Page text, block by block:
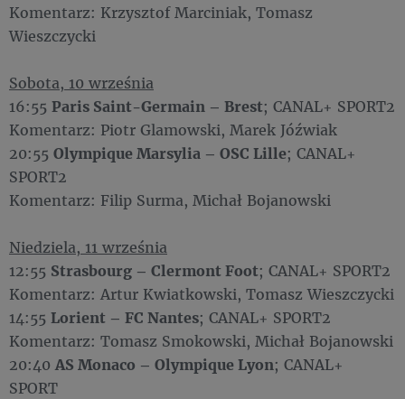
Komentarz: Krzysztof Marciniak, Tomasz
Wieszczycki
Sobota, 10 września
16:55 Paris Saint-Germain – Brest; CANAL+ SPORT2
Komentarz: Piotr Glamowski, Marek Jóźwiak
20:55 Olympique Marsylia – OSC Lille; CANAL+
SPORT2
Komentarz: Filip Surma, Michał Bojanowski
Niedziela, 11 września
12:55 Strasbourg – Clermont Foot; CANAL+ SPORT2
Komentarz: Artur Kwiatkowski, Tomasz Wieszczycki
14:55 Lorient – FC Nantes; CANAL+ SPORT2
Komentarz: Tomasz Smokowski, Michał Bojanowski
20:40 AS Monaco – Olympique Lyon; CANAL+
SPORT